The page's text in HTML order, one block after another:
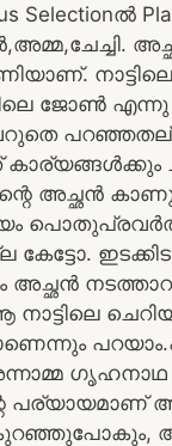
Selectionൽ
ജോൺ എന്നു
അച്ഛൻ
കേട്ടോ.
അച്ഛൻ
അന്നാമ്മ
പര്യായമാണ്